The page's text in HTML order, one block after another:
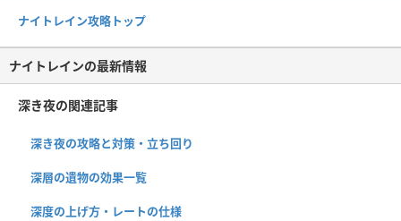
ナイトレイン攻略トップ
ナイトレインの最新情報
深き夜の関連記事
深き夜の攻略と対策・立ち回り
深層の遺物の効果一覧
深度の上げ方・レートの仕様